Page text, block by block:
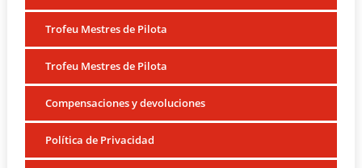
Trofeu Mestres de Pilota
Trofeu Mestres de Pilota
Compensaciones y devoluciones
Política de Privacidad